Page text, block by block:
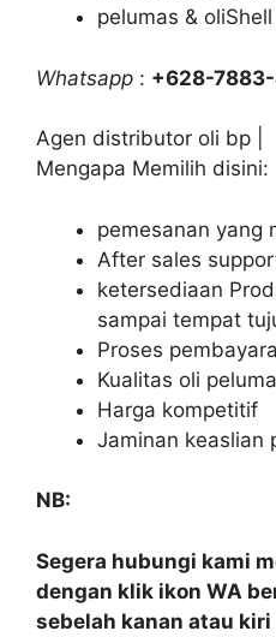
pelumas &
Whatsapp : +628-
Agen distributor oli bp |
Mengapa Memilih disini:
pemesanan yang
After sales
ketersediaan
sampai tempat
Proses
Kualitas oli
Harga kompetitif
Jaminan keaslian
NB:
Segera hubungi kami
dengan klik ikon WA
sebelah kanan atau